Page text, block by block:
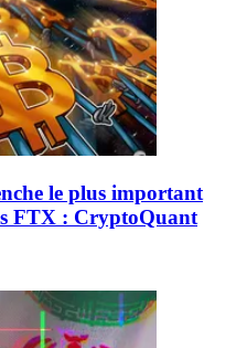
le plus important
FTX : CryptoQuant